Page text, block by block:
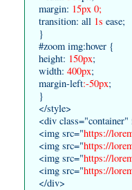
margin: 15px 0;
transition: all 1s ease;
}
#zoom img:hover {
height: 150px;
width: 400px;
margin-left:-50px;
}
</style>
<div
<img src="https://
<img src="https://
<img src="https://
<img src="https://
</div>